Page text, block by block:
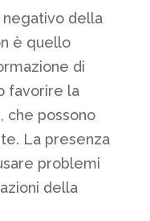
negativo della
è quello
di
favorire la
, che possono
La presenza
problemi
della